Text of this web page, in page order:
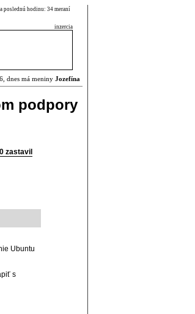
poslednú hodinu: 34 meraní
inzercia
dnes má meniny Jozefína
podpory
zastavil
Ubuntu
s